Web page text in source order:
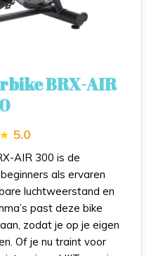
BRX-AIR
5.0
AIR 300 is de
als ervaren
luchtweerstand en
past deze bike
zodat je op je eigen
Of je nu traint voor